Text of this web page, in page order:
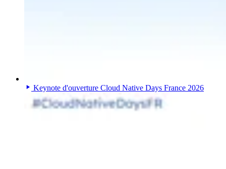
Keynote d'ouverture Cloud Native Days France 2026